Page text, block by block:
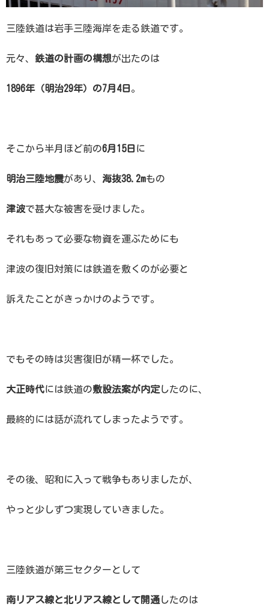
三陸鉄道は岩手三陸海岸を走る鉄道です。
元々、 鉄道の計画の構想が出たのは
1896年（明治29年）の7月4日 。
そこから半月ほど前の6月15日 に
明治三陸地震があり、 海抜38.2mもの
津波で甚大な被害を受けました。
それもあって必要な物資を運ぶためにも
津波の復旧対策には鉄道を敷くのが必要と
訴えたことがきっかけのようです。
でもその時は災害復旧が精一杯でした。
大正時代には鉄道の敷設法案が内定したのに、
最終的には話が流れてしまったようです。
その後、昭和に入って戦争もありましたが、
やっと少しずつ実現していきました。
三陸鉄道が第三セクターとして
南リアス線と北リアス線として開通したのは